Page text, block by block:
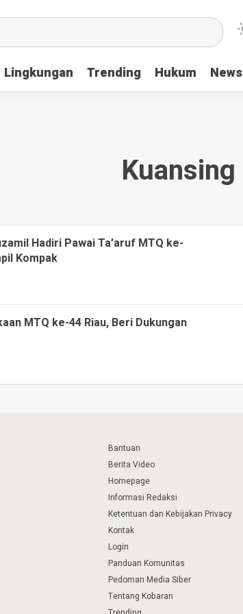
Lingkungan Trending Hukum News
Kuansing
Hadiri Pawai Ta’aruf MTQ ke-
Kompak
MTQ ke-44 Riau, Beri Dukungan
Bantuan
Berita Video
Homepage
Informasi Redaksi
Ketentuan dan Kebijakan Privacy
Kontak
Login
Panduan Komunitas
Pedoman Media Siber
Tentang Kobaran